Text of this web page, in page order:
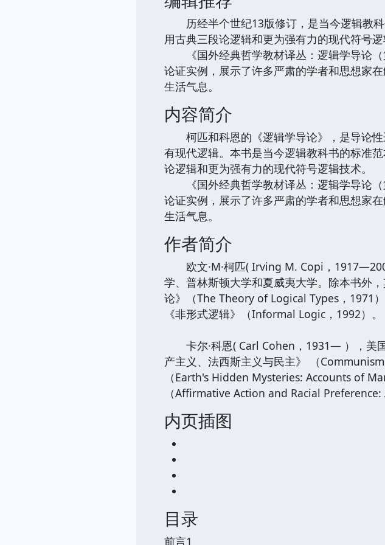
历经半个世纪13版修订，是当今逻辑教科
用古典三段论逻辑和更为强有力的现代符号逻
《国外经典哲学教材译丛：逻辑学导论（
论证实例，展示了许多严肃的学者和思想家
生活气息。
内容简介
柯匹和科恩的《逻辑学导论》，是导论性
有现代逻辑。本书是当今逻辑教科书的标准
论逻辑和更为强有力的现代符号逻辑技术。
《国外经典哲学教材译丛：逻辑学导论（
论证实例，展示了许多严肃的学者和思想家
生活气息。
作者简介
欧文·M·柯匹( Irving M. Copi，
学、普林斯顿大学和夏威夷大学。除本书外
论》（The Theory of Logical Types，1971
《非形式逻辑》（Informal Logic，1992）。
卡尔·科恩( Carl Cohen，1931— ），美
产主义、法西斯主义与民主》 （
（Earth's Hidden Mysteries: Accounts of
（Affirmative Action and Racial Preference:
内页插图
目录
前言1